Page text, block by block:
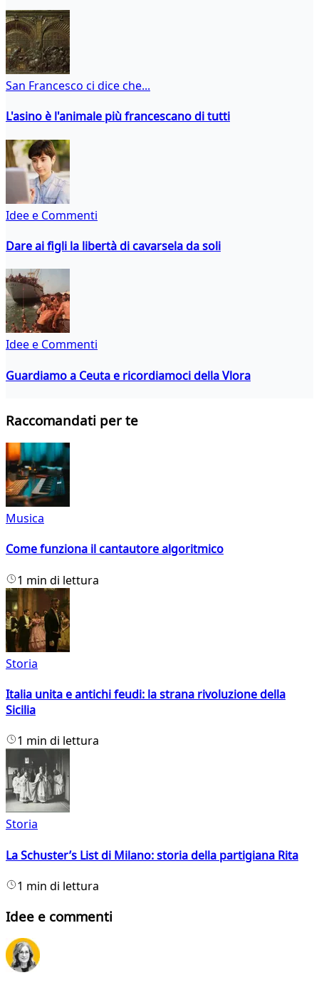
San Francesco ci dice che...
L'asino è l'animale più francescano di tutti
Idee e Commenti
Dare ai figli la libertà di cavarsela da soli
Idee e Commenti
Guardiamo a Ceuta e ricordiamoci della Vlora
Raccomandati per te
Musica
Come funziona il cantautore algoritmico
1 min di lettura
Storia
Italia unita e antichi feudi: la strana rivoluzione della
Sicilia
1 min di lettura
Storia
La Schuster’s List di Milano: storia della partigiana Rita
1 min di lettura
Idee e commenti